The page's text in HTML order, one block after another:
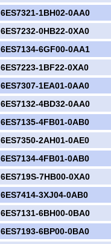
6ES7321-1BH02-0AA0
6ES7232-0HB22-0XA0
6ES7134-6GF00-0AA1
6ES7223-1BF22-0XA0
6ES7307-1EA01-0AA0
6ES7132-4BD32-0AA0
6ES7135-4FB01-0AB0
6ES7350-2AH01-0AE0
6ES7134-4FB01-0AB0
6ES719S-7HB00-0XA0
6ES7414-3XJ04-0AB0
6ES7131-6BH00-0BA0
6ES7193-6BP00-0BA0